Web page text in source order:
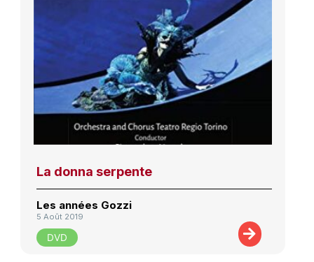
La donna serpente
Les années Gozzi
5 Août 2019
DVD